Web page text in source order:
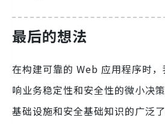
最后的想法
在构建可靠的 Web 应用程序时
响业务稳定性和安全性的微小决
基础设施和安全基础知识的广泛